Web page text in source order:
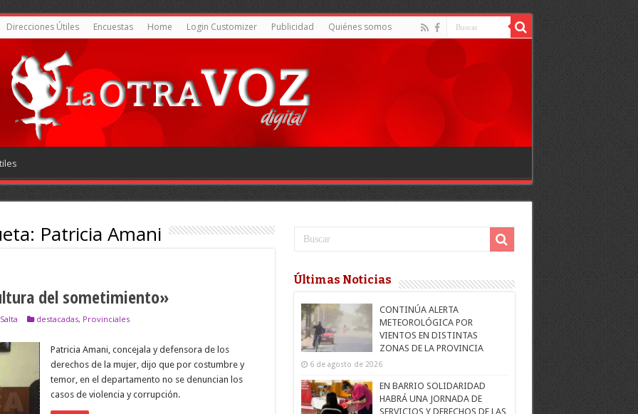
Direcciones Útiles Encuestas Home Login Customizer Publicidad Quiénes somos
Patricia Amani
del sometimiento»
destacadas, Provinciales
Patricia Amani, concejala y defensora de los
derechos de la mujer, dijo que por costumbre y
temor, en el departamento no se denuncian los
casos de violencia y corrupción.
Últimas Noticias
CONTINÚA ALERTA
METEOROLÓGICA POR
VIENTOS EN DISTINTAS
ZONAS DE LA PROVINCIA
6 de agosto de 2026
EN BARRIO SOLIDARIDAD
HABRÁ UNA JORNADA DE
SERVICIOS Y DERECHOS DE LAS